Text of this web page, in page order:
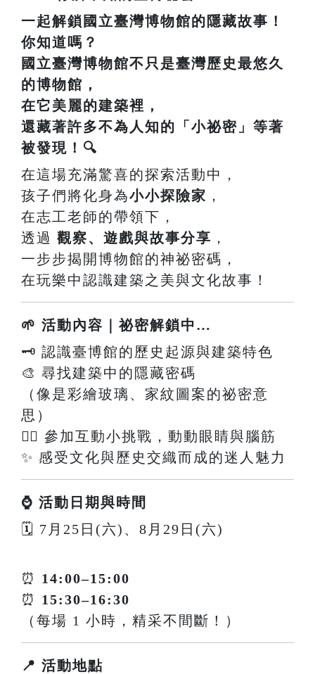
一起解鎖國立臺灣博物館的隱藏故事！
你知道嗎？
國立臺灣博物館不只是臺灣歷史最悠久
的博物館，
在它美麗的建築裡，
還藏著許多不為人知的「小祕密」等著
被發現！🔍
在這場充滿驚喜的探索活動中，
孩子們將化身為小小探險家 ，
在志工老師的帶領下，
透過 觀察、遊戲與故事分享 ，
一步步揭開博物館的神祕密碼，
在玩樂中認識建築之美與文化故事！
🌱 活動內容｜祕密解鎖中…
🗝️ 認識臺博館的歷史起源與建築特色
🎨 尋找建築中的隱藏密碼
（像是彩繪玻璃、家紋圖案的祕密意
思）
🕵️‍♀️ 參加互動小挑戰，動動眼睛與腦筋
✨ 感受文化與歷史交織而成的迷人魅力
⌚ 活動日期與時間
🗓 7月25日(六)、8月29日(六)
⏰ 14:00–15:00
⏰ 15:30–16:30
（每場 1 小時，精采不間斷！）
📍 活動地點